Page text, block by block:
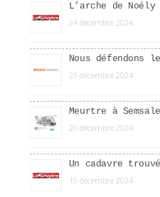
L’arche de Noély
24 décembre 2024
Nous défendons
21 décembre 2024
Meurtre à
20 décembre 2024
Un cadavre
19 décembre 2024